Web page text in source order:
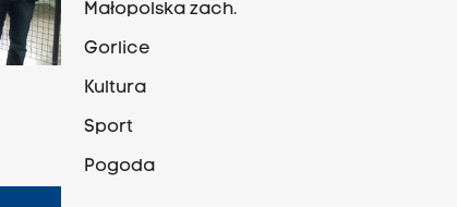
Małopolska zach.
Gorlice
Kultura
Sport
Pogoda